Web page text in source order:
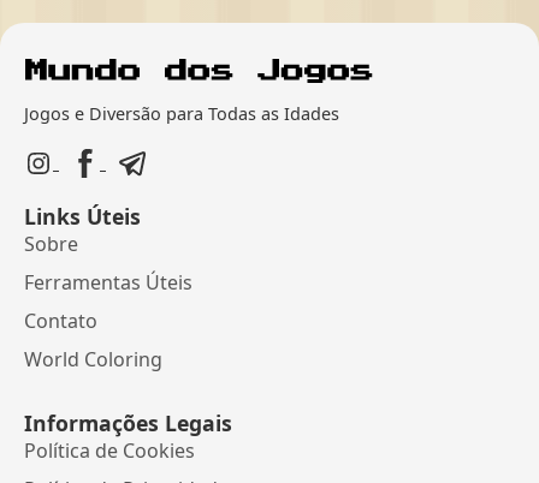
Jogos e Diversão para Todas as Idades
Links Úteis
Sobre
Ferramentas Úteis
Contato
World Coloring
Informações Legais
Política de Cookies